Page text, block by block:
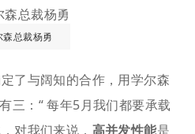
森总裁杨勇
了与阔知的合作，用学尔森
三：“ 每年5月我们都要承载
对我们来说， 高并发性能是